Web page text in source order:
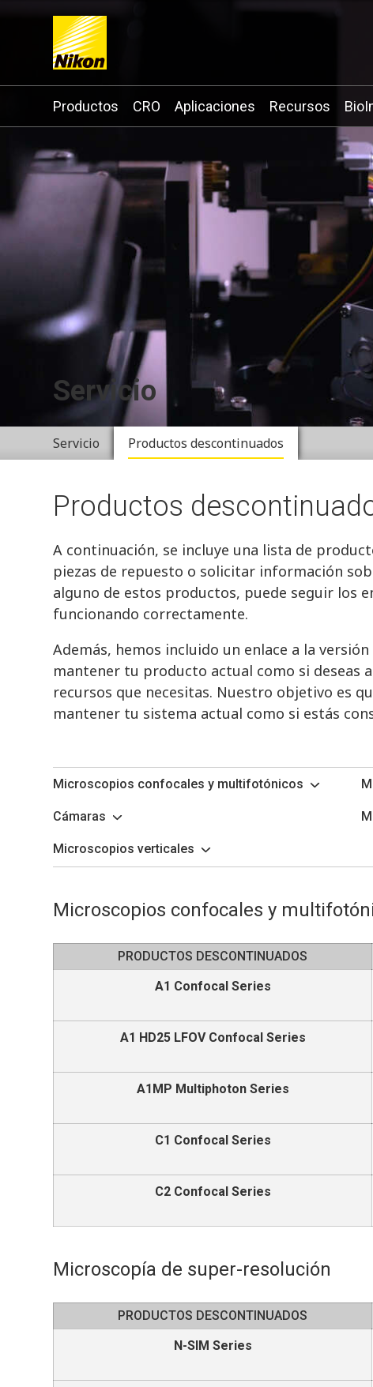
Search keyword(s)
Productos CRO Aplicaciones Recursos
Servicio
Servicio Productos descontinuados
Productos
A continuación, se incluye una lista de
piezas de repuesto o solicitar información
alguno de estos productos, puede seguir los
funcionando correctamente.
Además, hemos incluido un enlace a la
mantener tu producto actual como si deseas
recursos que necesitas. Nuestro objetivo es
mantener tu sistema actual como si estás
Microscopios confocales y multifotónicos
Cámaras
Microscopios verticales
Microscopios confocales y
PRODUCTOS DESCONTINUADOS
A1 Confocal Series
A1 HD25 LFOV Confocal Series
A1MP Multiphoton Series
C1 Confocal Series
C2 Confocal Series
Microscopía de super-resolución
PRODUCTOS DESCONTINUADOS
N-SIM Series